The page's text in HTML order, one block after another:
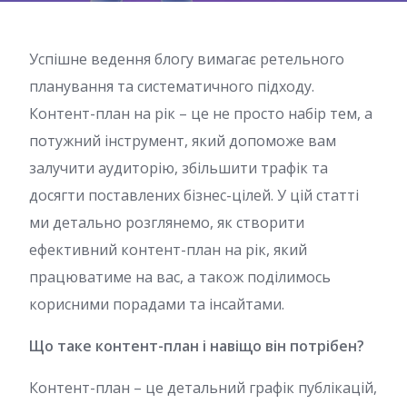
Успішне ведення блогу вимагає ретельного
планування та систематичного підходу.
Контент-план на рік – це не просто набір тем, а
потужний інструмент, який допоможе вам
залучити аудиторію, збільшити трафік та
досягти поставлених бізнес-цілей. У цій статті
ми детально розглянемо, як створити
ефективний контент-план на рік, який
працюватиме на вас, а також поділимось
корисними порадами та інсайтами.
Що таке контент-план і навіщо він потрібен?
Контент-план – це детальний графік публікацій,